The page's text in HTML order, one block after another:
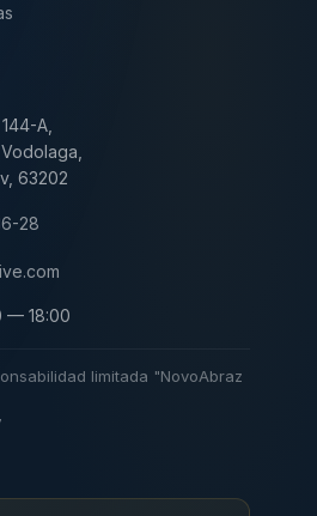
A,
63202
28
— 18:00
limitada "NovoAbraz